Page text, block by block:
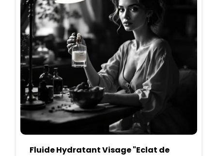
Fluide Hydratant Visage "Eclat de